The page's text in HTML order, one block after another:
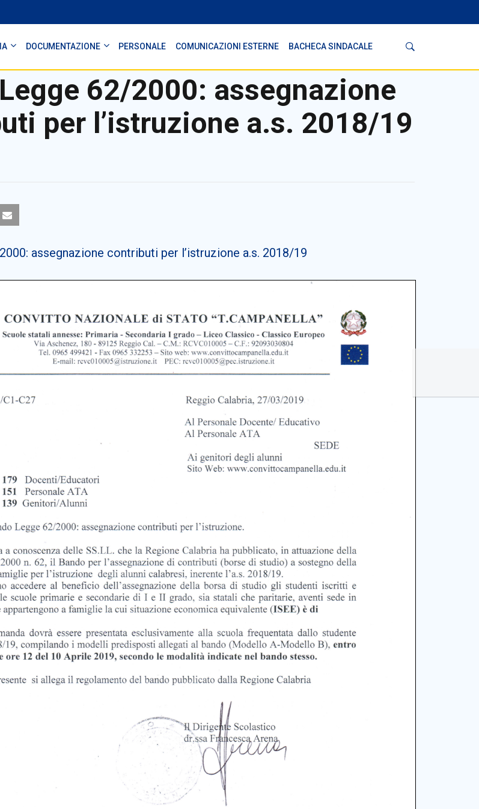
DOCUMENTAZIONE PERSONALE COMUNICAZIONI ESTERNE BACHECA SINDACALE
62/2000: assegnazione
per l’istruzione a.s. 2018/19
assegnazione contributi per l’istruzione a.s. 2018/19